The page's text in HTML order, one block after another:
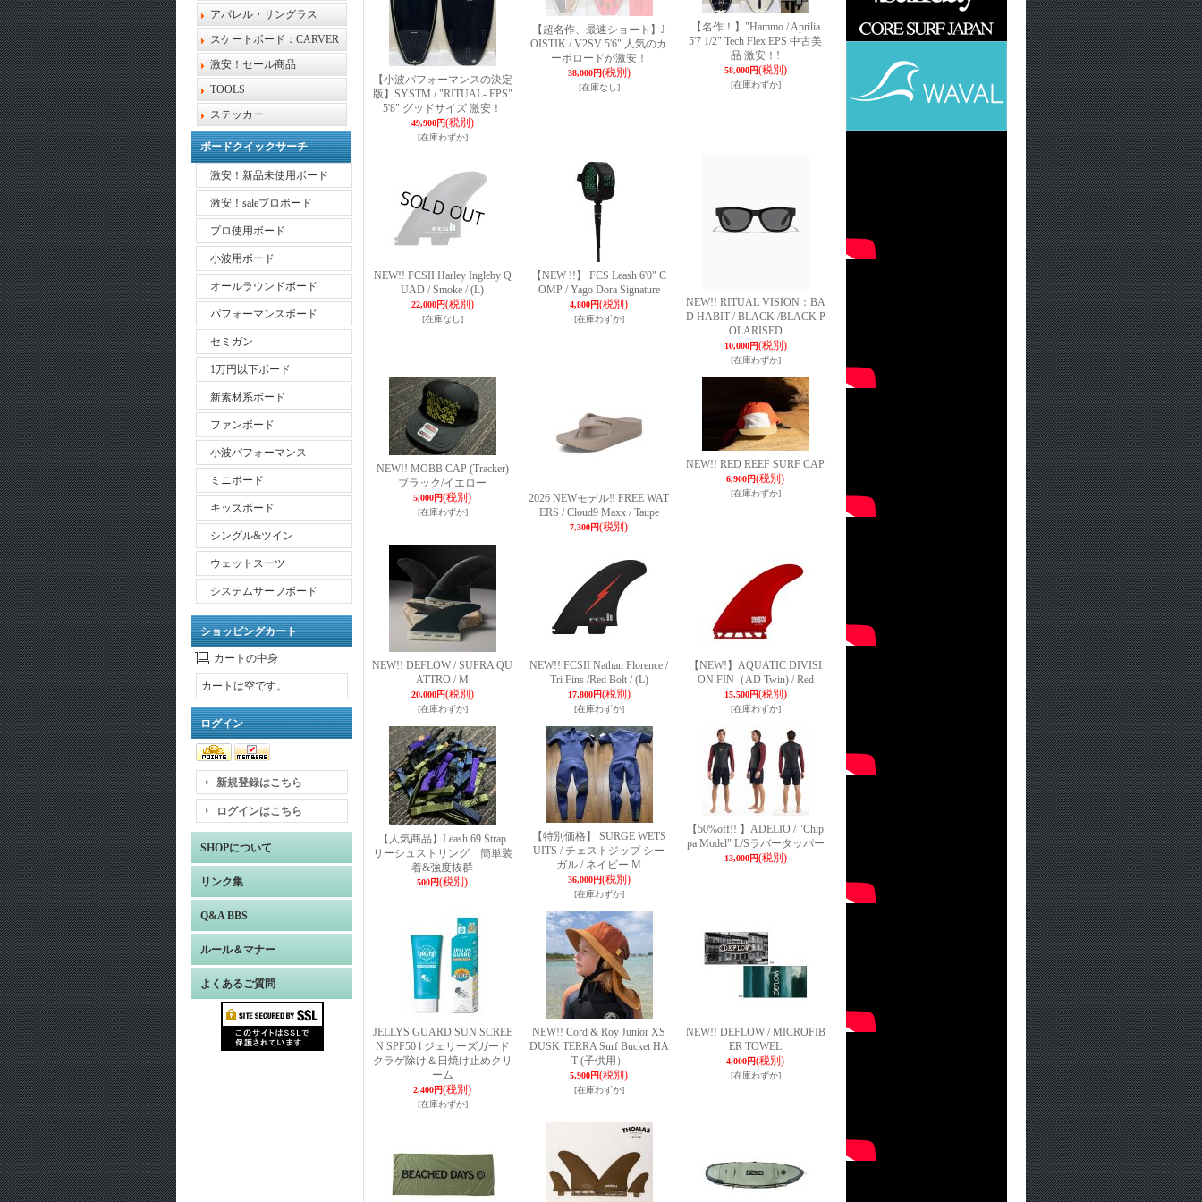
アパレル・サングラス
スケートボード：CARVER
激安！セール商品
TOOLS
ステッカー
ボードクイックサーチ
激安！新品未使用ボード
激安！saleプロボード
プロ使用ボード
小波用ボード
オールラウンドボード
パフォーマンスボード
セミガン
1万円以下ボード
新素材系ボード
ファンボード
小波パフォーマンス
ミニボード
キッズボード
シングル&ツイン
ウェットスーツ
システムサーフボード
ショッピングカート
カートの中身
カートは空です。
ログイン
新規登録はこちら
ログインはこちら
SHOPについて
リンク集
Q&A BBS
ルール＆マナー
よくあるご質問
【小波パフォーマンスの決定
版】SYSTM / "RITUAL- EPS"
5'8" グッドサイズ 激安！
49,900円(税別)
[在庫わずか]
【超名作、最速ショート】J
OISTIK / V2SV 5'6" 人気のカ
ーボロードが激安！
38,000円(税別)
[在庫なし]
【名作！】"Hammo / Aprilia
5'7 1/2" Tech Flex EPS 中古美
品 激安！!
58,000円(税別)
[在庫わずか]
NEW!! FCSII Harley Ingleby Q
UAD / Smoke / (L)
22,000円(税別)
[在庫なし]
【NEW !!】 FCS Leash 6'0" C
OMP / Yago Dora Signature
4,800円(税別)
[在庫わずか]
NEW!! RITUAL VISION：BA
D HABIT / BLACK /BLACK P
OLARISED
10,000円(税別)
[在庫わずか]
NEW!! MOBB CAP (Tracker)
ブラック/イエロー
5,000円(税別)
[在庫わずか]
2026 NEWモデル‼ FREE WAT
ERS / Cloud9 Maxx / Taupe
7,300円(税別)
NEW!! RED REEF SURF CAP
6,900円(税別)
[在庫わずか]
NEW!! DEFLOW / SUPRA QU
ATTRO / M
20,000円(税別)
[在庫わずか]
NEW!! FCSII Nathan Florence /
Tri Fins /Red Bolt / (L)
17,800円(税別)
[在庫わずか]
【NEW!】AQUATIC DIVISI
ON FIN（AD Twin) / Red
15,500円(税別)
[在庫わずか]
【人気商品】Leash 69 Strap
リーシュストリング 簡単装
着&強度抜群
500円(税別)
【特別価格】 SURGE WETS
UITS / チェストジップ シー
ガル / ネイビー M
36,000円(税別)
[在庫わずか]
【50%off!! 】ADELIO / "Chip
pa Model" L/Sラバータッパー
13,000円(税別)
JELLYS GUARD SUN SCREE
N SPF50 l ジェリーズガード
クラゲ除け＆日焼け止めクリ
ーム
2,400円(税別)
[在庫わずか]
NEW!! Cord & Roy Junior XS
DUSK TERRA Surf Bucket HA
T (子供用）
5,900円(税別)
[在庫わずか]
NEW!! DEFLOW / MICROFIB
ER TOWEL
4,000円(税別)
[在庫わずか]